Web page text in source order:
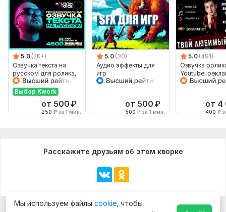
5.0 (2K+)
Озвучка текста на
русском для ролика,
рекламы, видео, игры
Выбор Kwork
от 500 ₽
250 ₽ за 1 мин.
5.0 (30)
Аудио эффекты для
игр
от 500 ₽
500 ₽ за 1 мин.
5.0 (491)
Озвучка
Youtube,
стихи,
от 4
400 ₽
Расскажите друзьям об этом кворке
Мы используем файлы cookie , чтобы